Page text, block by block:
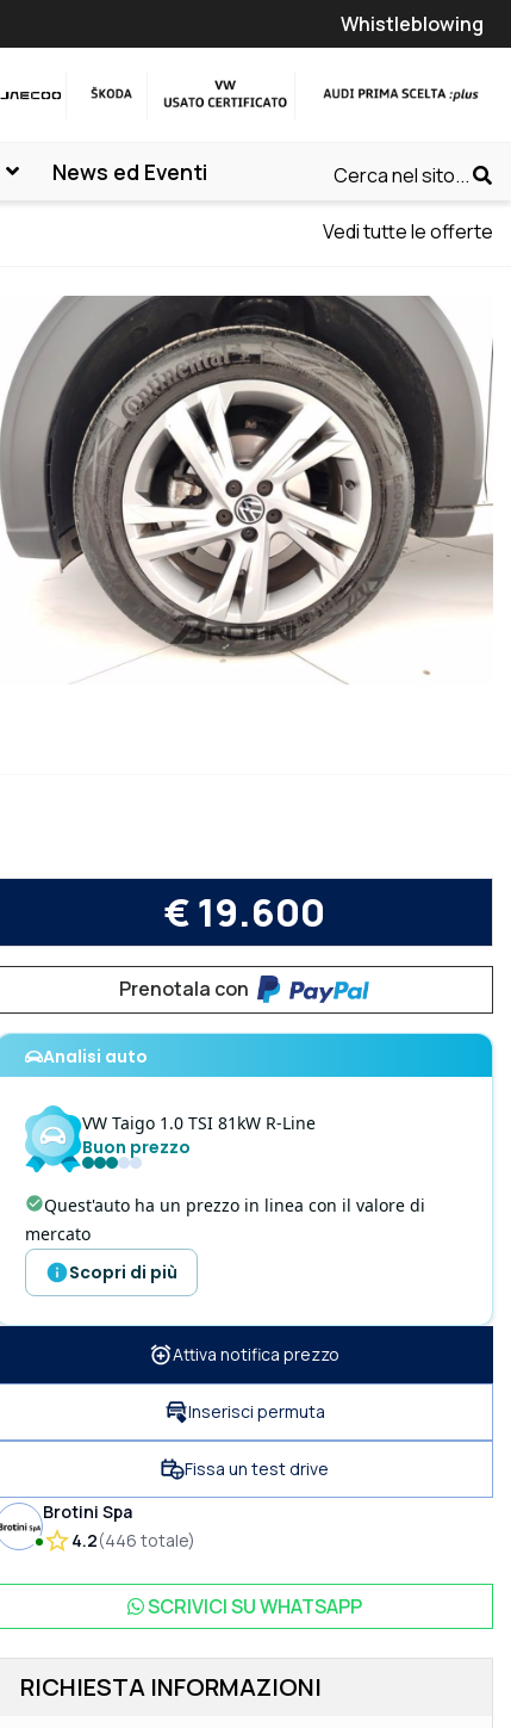
Whistleblowing
News ed Eventi Cerca nel sito...
Vedi tutte le offerte
€ 19.600
Prenotala con
Analisi auto
VW Taigo 1.0 TSI 81kW R-Line
Buon prezzo
Quest'auto ha un prezzo in linea con il valore di
mercato
Scopri di più
Attiva notifica prezzo
Inserisci permuta
Fissa un test drive
Brotini Spa
4.2(446 totale)
SCRIVICI SUWHATSAPP
RICHIESTA INFORMAZIONI